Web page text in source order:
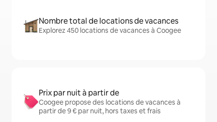
Nombre total de locations de vacances
Explorez 450 locations de vacances à Coogee
Prix par nuit à partir de
Coogee propose des locations de vacances à
partir de 9 € par nuit, hors taxes et frais